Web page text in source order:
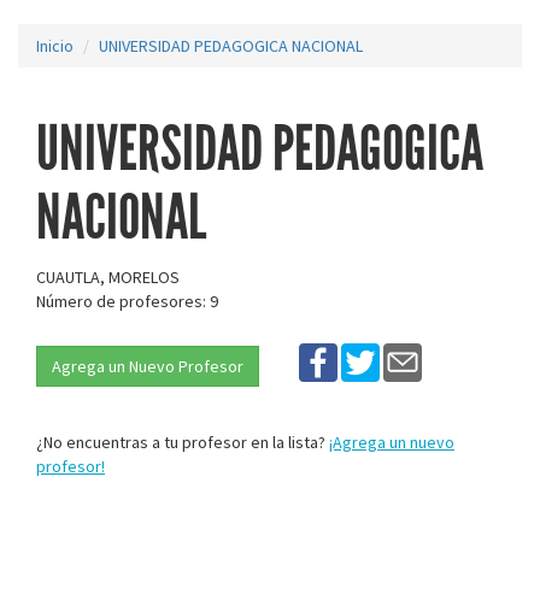
Inicio UNIVERSIDAD PEDAGOGICA NACIONAL
UNIVERSIDAD PEDAGOGICA
NACIONAL
CUAUTLA, MORELOS
Número de profesores: 9
Agrega un Nuevo Profesor
¿No encuentras a tu profesor en la lista? ¡Agrega un nuevo
profesor!